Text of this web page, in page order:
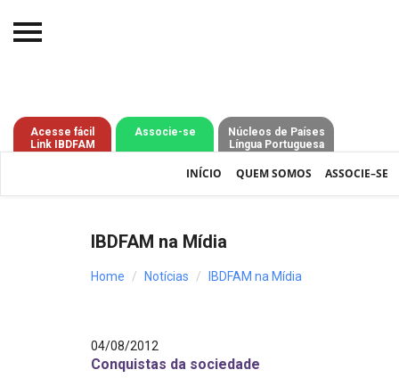
Acesse fácil
Link IBDFAM
Associe-se
Núcleos de Países
Língua Portuguesa
INÍCIO QUEM SOMOS ASSOCIE–SE
O IBDFAM
Notícias
Processos - IBDFAM
IBDFAM na Mídia
Home Notícias IBDFAM na Mídia
04/08/2012
Conquistas da sociedade